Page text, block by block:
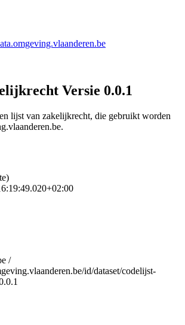
Versie 0.0.1
lijst van zakelijkrecht, die gebruikt worden
/
id/dataset/codelijst-